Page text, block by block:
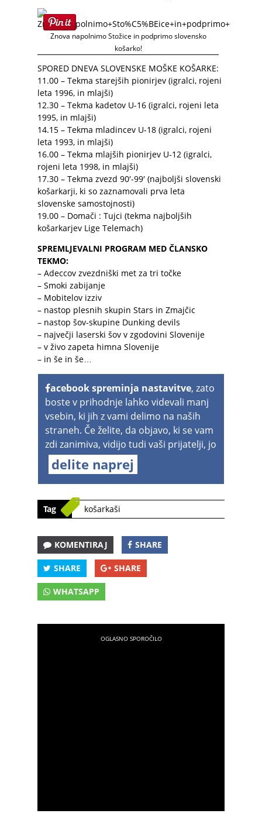
Znova napolnimo Stožice in podprimo slovensko
košarko!
SPORED DNEVA SLOVENSKE MOŠKE KOŠARKE:
11.00 – Tekma starejših pionirjev (igralci, rojeni
leta 1996, in mlajši)
12.30 – Tekma kadetov U-16 (igralci, rojeni leta
1995, in mlajši)
14.15 – Tekma mladincev U-18 (igralci, rojeni
leta 1993, in mlajši)
16.00 – Tekma mlajših pionirjev U-12 (igralci,
rojeni leta 1998, in mlajši)
17.30 – Tekma zvezd 90′-99′ (najboljši slovenski
košarkarji, ki so zaznamovali prva leta
slovenske samostojnosti)
19.00 – Domači : Tujci (tekma najboljših
košarkarjev Lige Telemach)
SPREMLJEVALNI PROGRAM MED ČLANSKO
TEKMO:
– Adeccov zvezdniški met za tri točke
– Smoki zabijanje
– Mobitelov izziv
– nastop plesnih skupin Stars in Zmajčic
– nastop šov-skupine Dunking devils
– največji laserski šov v zgodovini Slovenije
– v živo zapeta himna Slovenije
– in še in še…
acebook spreminja nastavitve, zato
boste v prihodnje lahko videvali manj
vsebin, ki jih z vami delimo na naših
straneh. Če želite, da objavo, ki se vam
zdi zanimiva, vidijo tudi vaši prijatelji, jo
delite naprej
Tag košarkaši
KOMENTIRAJ SHARE
SHARE SHARE
WHATSAPP